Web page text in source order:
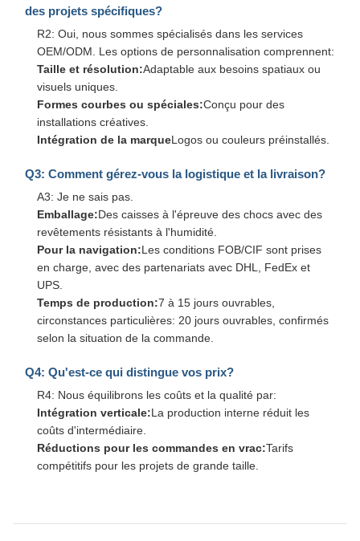
des projets spécifiques?
R2: Oui, nous sommes spécialisés dans les services
OEM/ODM. Les options de personnalisation comprennent:
Taille et résolution:Adaptable aux besoins spatiaux ou
visuels uniques.
Formes courbes ou spéciales:Conçu pour des
installations créatives.
Intégration de la marqueLogos ou couleurs préinstallés.
Q3: Comment gérez-vous la logistique et la livraison?
A3: Je ne sais pas.
Emballage:Des caisses à l'épreuve des chocs avec des
revêtements résistants à l'humidité.
Pour la navigation:Les conditions FOB/CIF sont prises
en charge, avec des partenariats avec DHL, FedEx et
UPS.
Temps de production:7 à 15 jours ouvrables,
circonstances particulières: 20 jours ouvrables, confirmés
selon la situation de la commande.
Q4: Qu'est-ce qui distingue vos prix?
R4: Nous équilibrons les coûts et la qualité par:
Intégration verticale:La production interne réduit les
coûts d'intermédiaire.
Réductions pour les commandes en vrac:Tarifs
compétitifs pour les projets de grande taille.